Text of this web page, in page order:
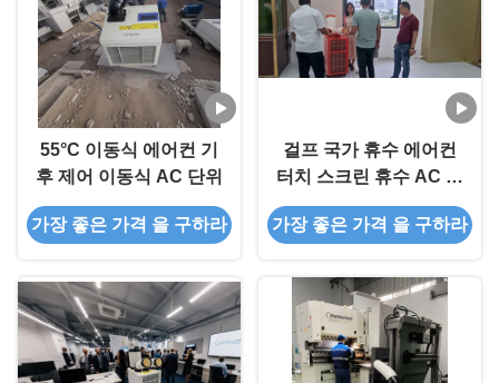
55°C 이동식 에어컨 기
후 제어 이동식 AC 단위
가장 좋은 가격 을 구하라
걸프 국가 휴수 에어컨
터치 스크린 휴수 AC 단
위
가장 좋은 가격 을 구하라